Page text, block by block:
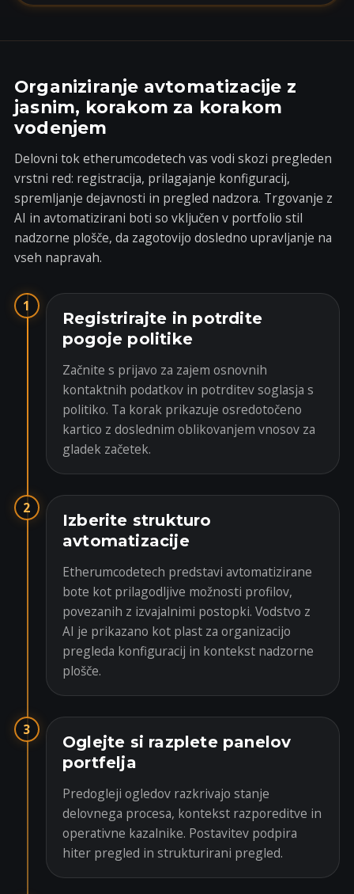
Organiziranje avtomatizacije z
jasnim, korakom za korakom
vodenjem
Delovni tok etherumcodetech vas vodi skozi pregleden
vrstni red: registracija, prilagajanje konfiguracij,
spremljanje dejavnosti in pregled nadzora. Trgovanje z
AI in avtomatizirani boti so vključen v portfolio stil
nadzorne plošče, da zagotovijo dosledno upravljanje na
vseh napravah.
1
Registrirajte in potrdite
pogoje politike
Začnite s prijavo za zajem osnovnih
kontaktnih podatkov in potrditev soglasja s
politiko. Ta korak prikazuje osredotočeno
kartico z doslednim oblikovanjem vnosov za
gladek začetek.
2
Izberite strukturo
avtomatizacije
Etherumcodetech predstavi avtomatizirane
bote kot prilagodljive možnosti profilov,
povezanih z izvajalnimi postopki. Vodstvo z
AI je prikazano kot plast za organizacijo
pregleda konfiguracij in kontekst nadzorne
plošče.
3
Oglejte si razplete panelov
portfelja
Predogleji ogledov razkrivajo stanje
delovnega procesa, kontekst razporeditve in
operativne kazalnike. Postavitev podpira
hiter pregled in strukturirani pregled.